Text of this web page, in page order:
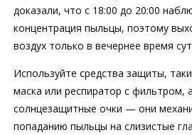
доказали, что с 18:00 до 20:00
концентрация пыльцы, поэтому
воздух только в вечернее время
Используйте средства защиты,
маска или респиратор с фильтром,
солнцезащитные очки — они
попаданию пыльцы на слизистые